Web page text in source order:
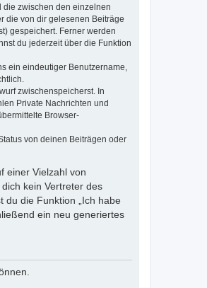
die zwischen den einzelnen
die von dir gelesenen Beiträge
gespeichert. Ferner werden
du jederzeit über die Funktion
ein eindeutiger Benutzername,
zwischenspeicherst. In
Private Nachrichten und
Browser-
von deinen Beiträgen oder
einer Vielzahl von
kein Vertreter des
du die Funktion „Ich habe
ein neu generiertes